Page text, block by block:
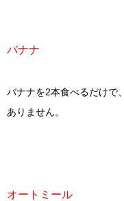
バナナ
バナナを2本食べるだけで
ありません。
オートミール